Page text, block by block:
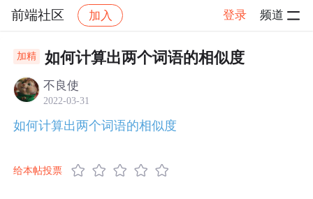
前端社区 加入 登录 频道
社区 前端社区 帖子详情
加精 如何计算出两个词语的相似度
不良使
2022-03-31
如何计算出两个词语的相似度
给本帖投票